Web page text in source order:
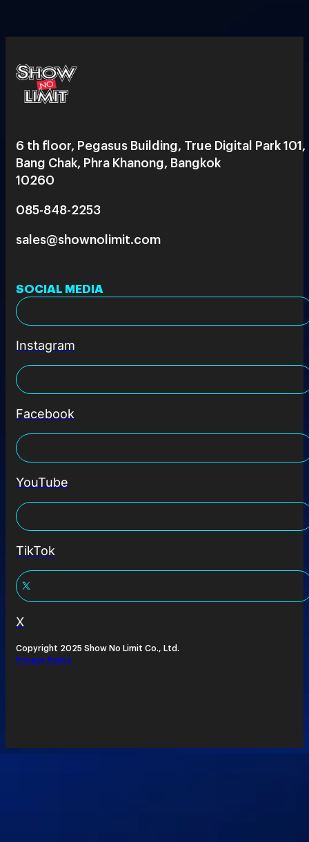
6 th floor, Pegasus Building, True Digital Park 101,
Bang Chak, Phra Khanong, Bangkok
10260
085-848-2253
sales@shownolimit.com
SOCIAL MEDIA
Instagram
Facebook
YouTube
TikTok
X
Copyright 2025 Show No Limit Co., Ltd.
Privacy Policy